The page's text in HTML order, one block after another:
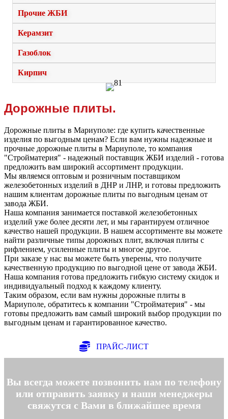
Прочие ЖБИ
Керамзит
Газоблок
Кирпич
Дорожные плиты.
Дорожные плиты в Мариуполе: где купить качественные
изделия по выгодным ценам? Если вам нужны надежные и
прочные дорожные плиты в Мариуполе, то компания
"Стройматерия" - надежный поставщик ЖБИ изделий - готова
предложить вам широкий ассортимент продукции.
Мы являемся оптовым и розничным поставщиком
железобетонных изделий в ДНР и ЛНР, и готовы предложить
нашим клиентам дорожные плиты по выгодным ценам от
завода ЖБИ.
Наша компания занимается поставкой железобетонных
изделий уже более десяти лет, и мы гарантируем отличное
качество нашей продукции. В нашем ассортименте вы можете
найти различные типы дорожных плит, включая плиты с
рифлением, усиленные плиты и многое другое.
При заказе у нас вы можете быть уверены, что получите
качественную продукцию по выгодной цене от завода ЖБИ.
Наша компания готова предложить гибкую систему скидок и
индивидуальный подход к каждому клиенту.
Таким образом, если вам нужны дорожные плиты в
Мариуполе, обратитесь к компании "Стройматерия" - мы
готовы предложить вам самый широкий выбор продукции по
выгодным ценам и гарантированное качество.
ПРАЙС-ЛИСТ
Вы всегда можете позвонить нам по телефону
или отправить заявку и наши менеджеры
свяжутся с Вами в ближайшее время